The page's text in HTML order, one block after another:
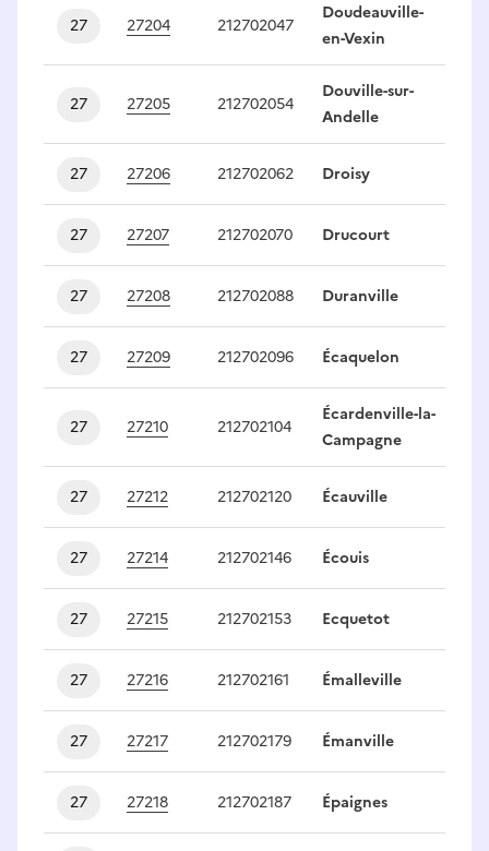
27 27204 212702047
Doudeauville-
en-Vexin
27 27205 212702054
Douville-sur-
Andelle
27 27206 212702062 Droisy
27 27207 212702070 Drucourt
27 27208 212702088 Duranville
27 27209 212702096 Écaquelon
27 27210 212702104
Écardenville-la-
Campagne
27 27212 212702120 Écauville
27 27214 212702146 Écouis
27 27215 212702153 Ecquetot
27 27216 212702161 Émalleville
27 27217 212702179 Émanville
27 27218 212702187 Épaignes